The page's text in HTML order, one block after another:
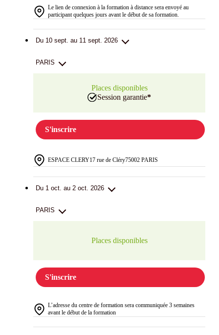
Le lien de connexion à la formation à distance sera envoyé au
participant quelques jours avant le début de sa formation.
Du 10 sept. au 11 sept. 2026
PARIS
Places disponibles
Session garantie*
S'inscrire
ESPACE CLERY17 rue de Cléry75002 PARIS
Du 1 oct. au 2 oct. 2026
PARIS
Places disponibles
S'inscrire
L’adresse du centre de formation sera communiquée 3 semaines
avant le début de la formation